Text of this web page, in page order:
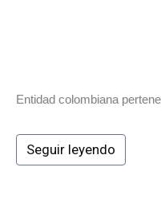
Entidad colombiana
Seguir leyendo